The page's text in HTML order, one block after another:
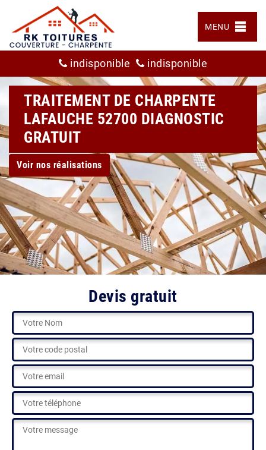
MENU
indisponible indisponible
TRAITEMENT DE CHARPENTE
LAFAUCHE 52700 DIAGNOSTIC
GRATUIT
Voir nos réalisations
Devis gratuit